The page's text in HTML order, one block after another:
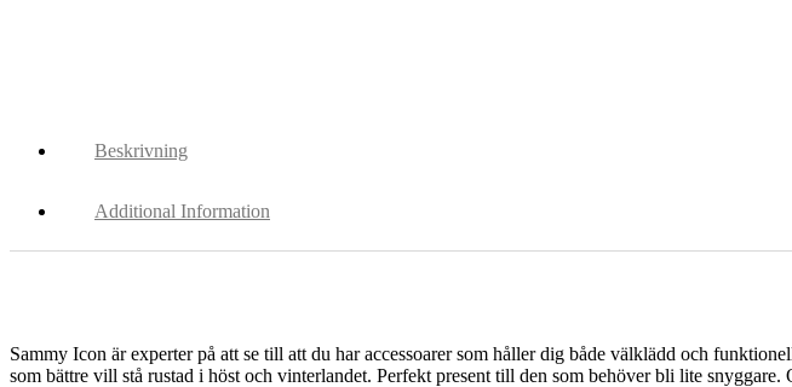
Beskrivning
Additional Information
Sammy Icon är experter på att se till att du har accessoarer som håller dig både välklädd och
som bättre vill stå rustad i höst och vinterlandet. Perfekt present till den som behöver bli lite snyggare.